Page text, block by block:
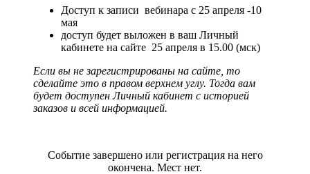
Доступ к записи вебинара с 25 апреля -10
мая
доступ будет выложен в ваш Личный
кабинете на сайте 25 апреля в 15.00 (мск)
Если вы не зарегистрированы на сайте, то
сделайте это в правом верхнем углу. Тогда вам
будет доступен Личный кабинет с историей
заказов и всей информацией.
Событие завершено или регистрация на него
окончена. Мест нет.